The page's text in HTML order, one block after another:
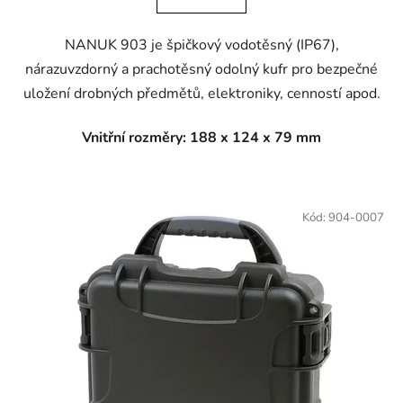
NANUK 903 je špičkový vodotěsný (IP67),
nárazuvzdorný a prachotěsný odolný kufr pro bezpečné
uložení drobných předmětů, elektroniky, cenností apod.
Vnitřní rozměry: 188 x 124 x 79 mm
Kód: 904-0007